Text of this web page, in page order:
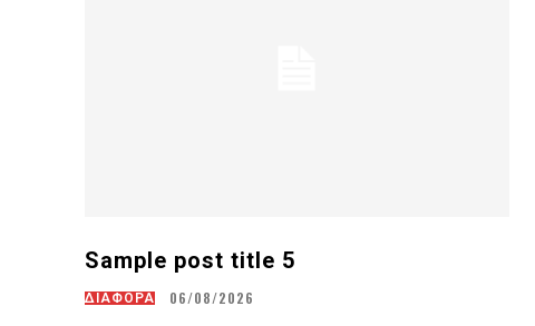
Sample post title 5
ΔΙΑΦΟΡΑ 06/08/2026